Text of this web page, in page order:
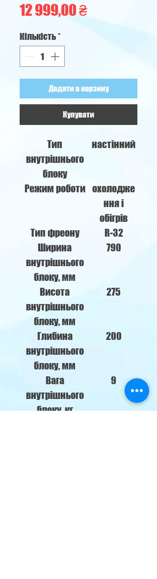
12 999,00 ₴Ціна
Кількість*
Додати в корзину
Купувати
Тип
внутрішнього
блоку
настінний
Режим роботи
охолодже
ння і
обігрів
Тип фреону
R-32
Ширина
внутрішнього
блоку, мм
790
Висота
внутрішнього
блоку, мм
275
Глибина
внутрішнього
блоку, мм
200
Вага
внутрішнього
блоку, кг
9